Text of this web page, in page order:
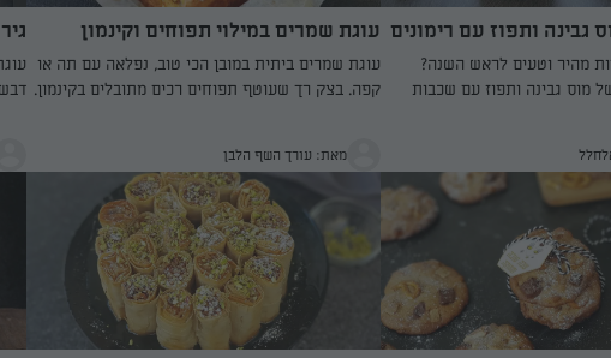
גבינה ותפוז עם רימונים
מהיר וטעים לראש השנה?
מוס גבינה ותפוז עם שכבות
עוגת שמרים במילוי תפוחים וקינמון
עוגת שמרים ביתית במובן הכי טוב, נפלאה עם תה או
קפה. בצק רך שעוטף תפוחים רכים מתובלים בקינמון.
מאת: עורך השף הלבן